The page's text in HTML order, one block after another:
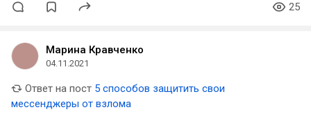
25
Марина Кравченко
04.11.2021
Ответ на пост 5 способов защитить свои
мессенджеры от взлома